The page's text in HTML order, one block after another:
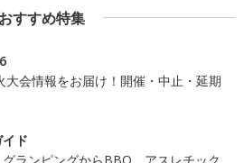
おすすめ特集
大会情報をお届け！開催・中止・延期
ド